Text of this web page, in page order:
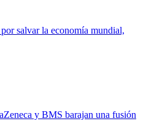
salvar la economía mundial,
y BMS barajan una fusión